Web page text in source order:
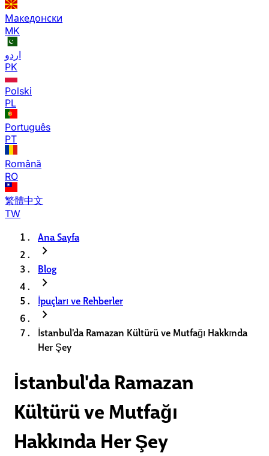
Македонски
MK
اردو
PK
Polski
PL
Português
PT
Română
RO
繁體中文
TW
Ana Sayfa
chevron_right
Blog
chevron_right
İpuçları ve Rehberler
chevron_right
İstanbul'da Ramazan Kültürü ve Mutfağı Hakkında
Her Şey
İstanbul'da Ramazan
Kültürü ve Mutfağı
Hakkında Her Şey